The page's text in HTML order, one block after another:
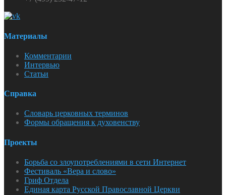
Материалы
Комментарии
Интервью
Статьи
Справка
Словарь церковных терминов
Формы обращения к духовенству
Проекты
Борьба со злоупотреблениями в сети Интернет
Фестиваль «Вера и слово»
Гриф Отдела
Единая карта Русской Православной Церкви